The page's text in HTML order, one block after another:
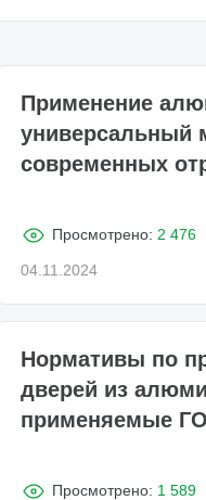
Применение
универсальный
современных
Просмотрено: 2 476
04.11.2024
Нормативы по
дверей из
применяемые
Просмотрено: 1 589